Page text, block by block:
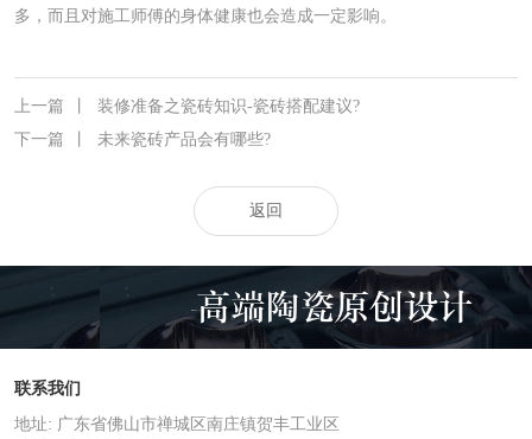
多，而且对施工师傅的身体健康也会造成一定影响。
上一篇
装修准备之瓷砖知识-瓷砖搭配建议?
下一篇
未来瓷砖产品会有哪些?
返回
联系我们
地址: 广东省佛山市禅城区南庄镇贺丰工业区